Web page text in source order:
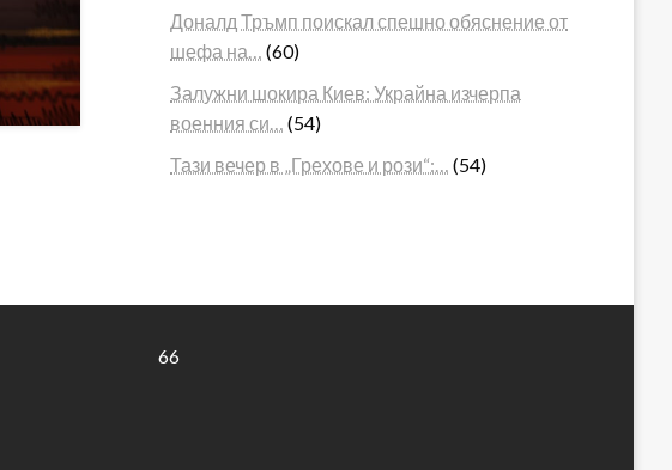
Доналд Тръмп поискал спешно обяснение от
шефа на…
(60)
Залужни шокира Киев: Украйна изчерпа
военния си…
(54)
Тази вечер в „Грехове и рози“:…
(54)
66